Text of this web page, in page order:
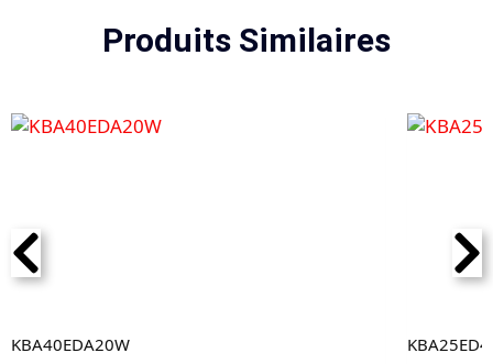
Produits Similaires
KBA40EDA20W